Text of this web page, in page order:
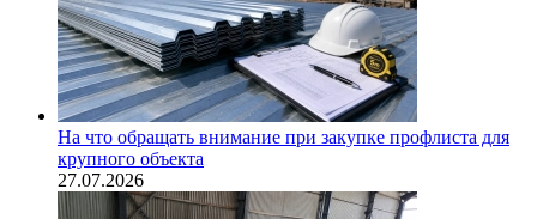
На что обращать внимание при закупке профлиста для
крупного объекта
27.07.2026